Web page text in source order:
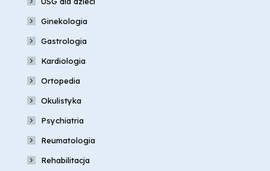
Ginekologia
Gastrologia
Kardiologia
Ortopedia
Okulistyka
Psychiatria
Reumatologia
Rehabilitacja